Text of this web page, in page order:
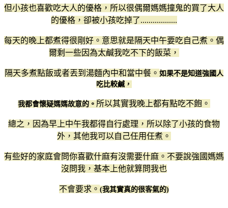
但小孩也喜歡吃大人的優格，所以很偶爾媽媽撞鬼的買了大人
的優格，卻被小孩吃掉了..................
每天的晚上都煮得很剛好。意思就是隔天中午要吃自己煮。偶
爾剩一些因為太鹹我吃不下的飯菜，
隔天多煮點飯或者丟到湯麵內中和當中餐。 如果不是知道強國人
吃比較鹹，
我都會懷疑媽媽故意的。 所以其實我晚上都有點吃不飽。
總之，因為早上中午我都得自行處理，所以除了小孩的食物
外，其他我可以自己任用任煮。
有些好的家庭會問你喜歡什麻有沒需要什麻。不要說強國媽媽
沒問我，基本上他就算問我也
不會要求。 (我其實真的很客氣的)